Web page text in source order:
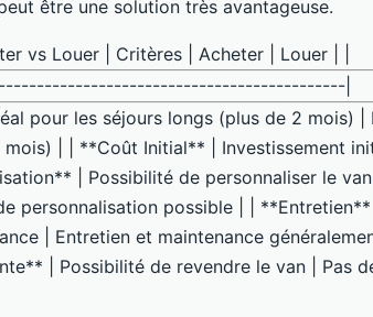
être une solution très avantageuse.
vs Louer | Critères | Acheter | Louer | |
|
pour les séjours longs (plus de 2 mois) |
| | **Coût Initial** | Investissement
| Possibilité de personnaliser le van
personnalisation possible | |
| Entretien et maintenance
| Possibilité de revendre le van | Pas